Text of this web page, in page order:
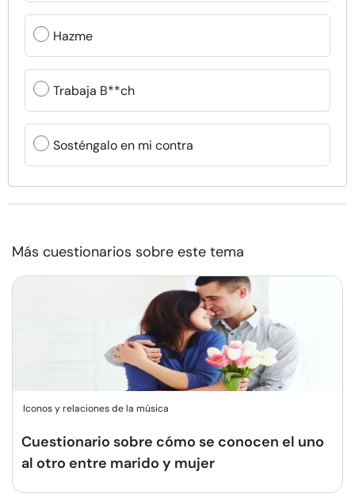
Hazme
Trabaja B**ch
Sosténgalo en mi contra
Más cuestionarios sobre este tema
Iconos y relaciones de la música
Cuestionario sobre cómo se conocen el uno
al otro entre marido y mujer